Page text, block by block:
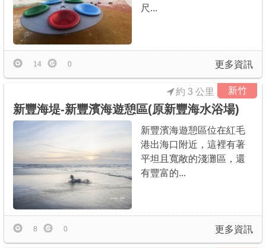
尺...
更多資訊
14 0
新竹
約 3 公里
新豐海堤-新豐濱海遊憩區(原新豐海水浴場)
新豐濱海遊憩區位在紅毛
港出海口附近，這裡有著
平坦且寬敞的淺灘區，還
有豐富的...
更多資訊
8 0